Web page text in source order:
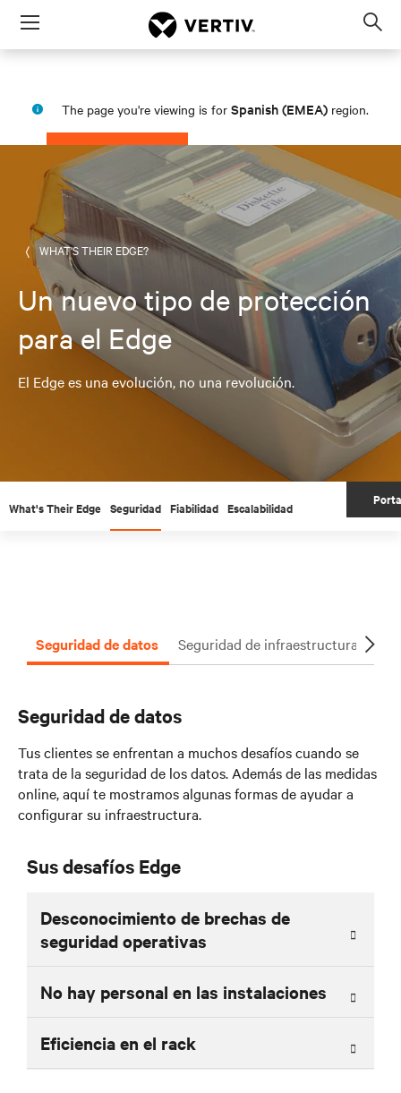
Menu
The page you're viewing is for Spanish (EMEA) region.
PROCEED STAY IN MY REGION
WHAT'S THEIR EDGE?
Un nuevo tipo de protección
para el Edge
El Edge es una evolución, no una revolución.
What's Their Edge Seguridad Fiabilidad Escalabilidad
Seguridad de datos Seguridad de infraestructuras
Seguridad de datos
Tus clientes se enfrentan a muchos desafíos cuando se
trata de la seguridad de los datos. Además de las medidas
online, aquí te mostramos algunas formas de ayudar a
configurar su infraestructura.
Sus desafíos Edge
Desconocimiento de brechas de
seguridad operativas
No hay personal en las instalaciones
Eficiencia en el rack